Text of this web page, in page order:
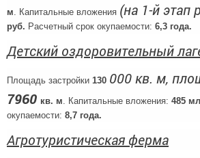
м. Капитальные вложения (на 1-й этап
руб. Расчетный срок окупаемости: 6,3 года.
Детский оздоровительный
Площадь застройки 130 000 кв. м,
7960 кв. м. Капитальные вложения: 485
окупаемости: 8,7 года.
Агротуристическая ферма